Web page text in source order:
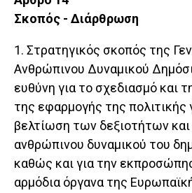
Σκοπός - Διάρθρωση
1. Στρατηγικός σκοπός της
Ανθρώπινου Δυναμικού
ευθύνη για το σχεδιασμό και
της εφαρμογής της πολιτικής
βελτίωση των δεξιοτήτων και
ανθρώπινου δυναμικού του
καθώς και για την
αρμόδια όργανα της